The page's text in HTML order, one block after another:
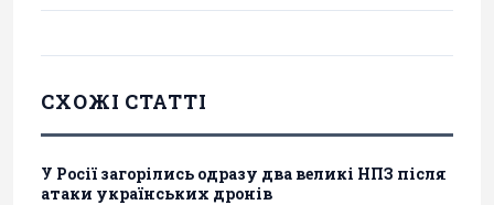
СХОЖІ СТАТТІ
У Росії загорілись одразу два великі НПЗ після
атаки українських дронів